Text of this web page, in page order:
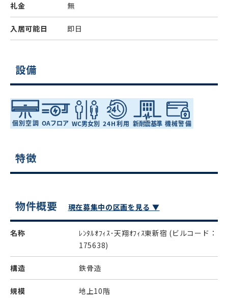
礼金 無
入居可能日 即日
設備
特徴
物件概要 現在募集中の区画を見る ▼
名称 ﾚﾝﾀﾙｵﾌｨｽ･天翔ｵﾌｨｽ東新宿 (ビルコード：
175638)
構造 鉄骨造
規模 地上10階